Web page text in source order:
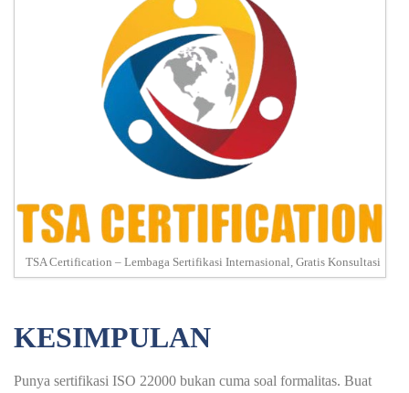
TSA Certification – Lembaga Sertifikasi Internasional, Gratis Konsultasi
KESIMPULAN
Punya sertifikasi ISO 22000 bukan cuma soal formalitas. Buat